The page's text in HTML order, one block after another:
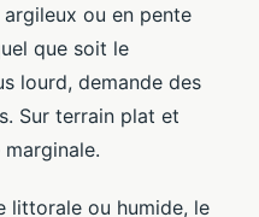
argileux ou en pente
que soit le
lourd, demande des
Sur terrain plat et
littorale ou humide, le